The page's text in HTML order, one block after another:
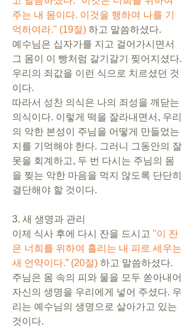
주는 내 몸이다. 이것을 행하여 나를 기
억하여라." (19절) 하고 말씀하셨다.
예수님은 십자가를 지고 걸어가시면서
그 몸이 이 빵처럼 갈기갈기 찢어지셨다.
우리의 죄값을 이런 식으로 치르셨던 것
이다.
따라서 성찬 의식은 나의 죄성을 깨닫는
의식이다. 이렇게 떡을 잘라내면서, 우리
의 악한 본성이 주님을 어떻게 만들었는
지를 기억해야 한다. 그러니 그동안의 잘
못을 회계하고, 두 번 다시는 주님의 몸
을 찢는 악한 마음을 먹지 않도록 단단히
결단해야 할 것이다.
3. 새 생명과 관리
이제 식사 후에 다시 잔을 드시고 "이 잔
은 너희를 위하여 흘리는 내 피로 세우는
새 언약이다.” (20절) 하고 말씀하셨다.
주님은 몸 속의 피와 물을 모두 쏟아내어
자신의 생명을 우리에게 넣어 주셨다. 우
리는 예수님의 생명으로 살아가고 있는
것이다.